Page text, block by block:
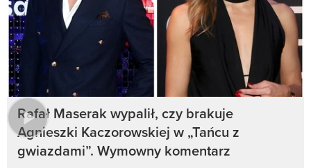
Rafał Maserak wypalił, czy brakuje
Agnieszki Kaczorowskiej w „Tańcu z
gwiazdami”. Wymowny komentarz